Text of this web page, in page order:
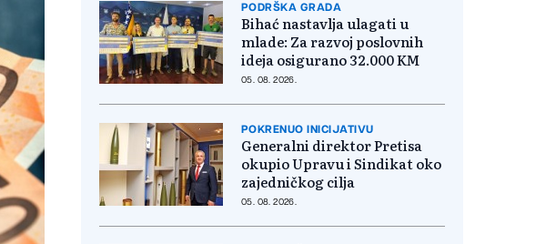
PODRŠKA GRADA
Bihać nastavlja ulagati u
mlade: Za razvoj poslovnih
ideja osigurano 32.000 KM
05. 08. 2026.
POKRENUO INICIJATIVU
Generalni direktor Pretisa
okupio Upravu i Sindikat oko
zajedničkog cilja
05. 08. 2026.